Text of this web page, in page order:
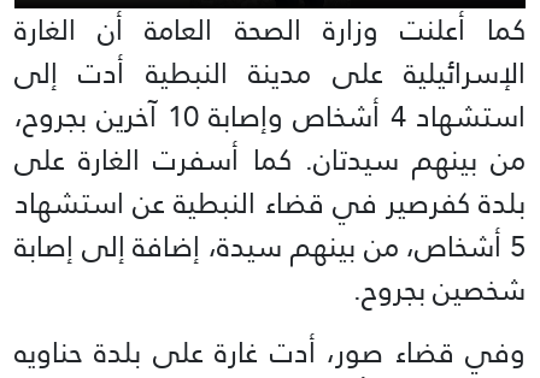
كما أعلنت وزارة الصحة العامة أن الغارة
الإسرائيلية على مدينة النبطية أدت إلى
استشهاد 4 أشخاص وإصابة 10 آخرين بجروح،
من بينهم سيدتان. كما أسفرت الغارة على
بلدة كفرصير في قضاء النبطية عن استشهاد
5 أشخاص، من بينهم سيدة، إضافة إلى إصابة
شخصين بجروح.
وفي قضاء صور، أدت غارة على بلدة حناويه